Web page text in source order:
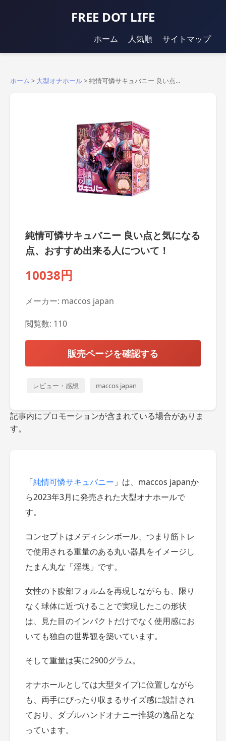
FREE DOT LIFE
ホーム 人気順 サイトマップ
ホーム > 大型オナホール>純情可憐サキュバニー 良い点...
純情可憐サキュバニー 良い点と気になる
点、おすすめ出来る人について！
10038円
メーカー: maccos japan
閲覧数: 110
販売ページを確認する
レビュー・感想 maccos japan
記事内にプロモーションが含まれている場合がありま
す。
「純情可憐サキュバニー 」は、maccos japanか
ら2023年3月に発売された大型オナホールで
す。
コンセプトはメディシンボール、つまり筋トレ
で使用される重量のある丸い器具をイメージし
たまん丸な「淫塊」です。
女性の下腹部フォルムを再現しながらも、限り
なく球体に近づけることで実現したこの形状
は、見た目のインパクトだけでなく使用感にお
いても独自の世界観を築いています。
そして重量は実に2900グラム。
オナホールとしては大型タイプに位置しながら
も、両手にぴったり収まるサイズ感に設計され
ており、ダブルハンドオナニー推奨の逸品とな
っています。